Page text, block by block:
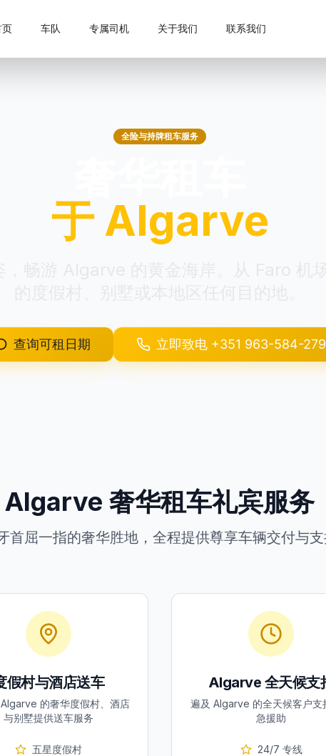
车队 专属司机 关于我们 联系我们
全险与持牌租车服务
于 Algarve
查询可租日期 立即致电 +351 963-584-279
Algarve 奢华租车礼宾服务
首屈一指的奢华胜地，全程提供尊享车辆交付与
假村与酒店送车
的奢华度假村、酒店
与别墅提供送车服务
五星度假村
Algarve 全天候支
遍及 Algarve 的全天候客户支
急援助
24/7 专线